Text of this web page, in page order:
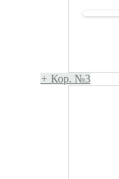
+ Кор. №3